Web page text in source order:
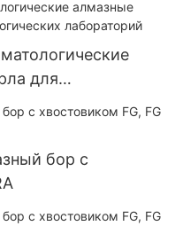
для
бор с